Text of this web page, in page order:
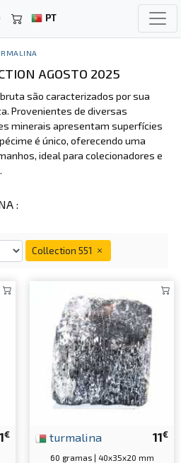
PT
AGOSTO 2025
são caracterizados por sua
Provenientes de diversas
minerais apresentam superfícies
é único, oferecendo uma
ideal para colecionadores e
:
Collection 551
€ 11€
turmalina
60 gramas | 40x35x20 mm